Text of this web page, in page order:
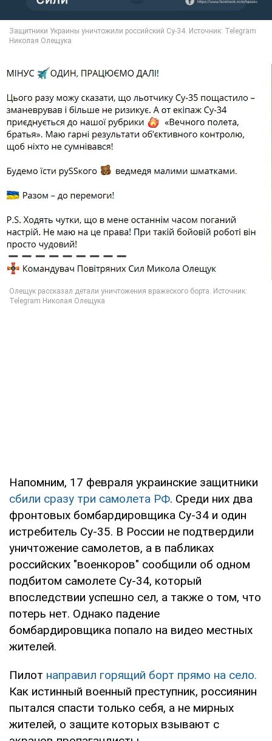
Напомним, 17 февраля украинские защитники
сбили сразу три самолета РФ. Среди них два
фронтовых бомбардировщика Су-34 и один
истребитель Су-35. В России не подтвердили
уничтожение самолетов, а в пабликах
российских "военкоров" сообщили об одном
подбитом самолете Су-34, который
впоследствии успешно сел, а также о том, что
потерь нет. Однако падение
бомбардировщика попало на видео местных
жителей.
Пилот направил горящий борт прямо на село.
Как истинный военный преступник, россиянин
пытался спасти только себя, а не мирных
жителей, о защите которых взывают с